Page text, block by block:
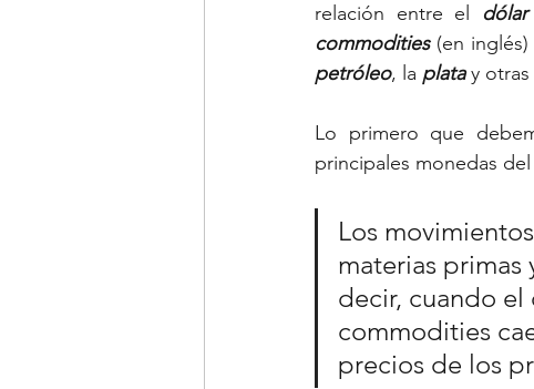
relación entre el
dólar
commodities (en
petróleo, la plata y otras
Lo primero que
principales monedas
Los
materias primas
decir, cuando el
commodities
precios de los